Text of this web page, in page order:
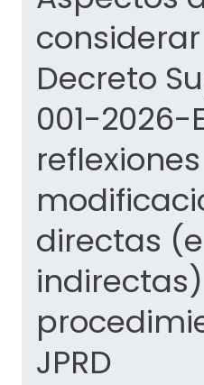
Decreto
001-2026-
directas (e
JPRD